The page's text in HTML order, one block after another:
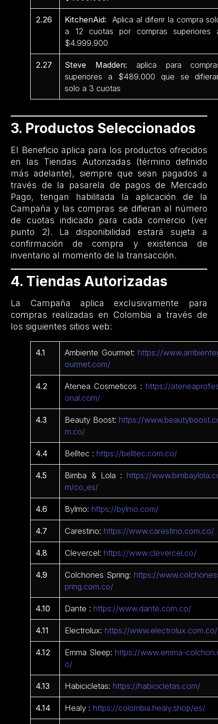
2.26 KitchenAid:Aplica al diferir la compra
a 12 cuotas por compras superiores
$4.999.900
2.27 Steve Madden: aplica para
superiores a $489.000 que se
solo a 3 cuotas
3. Productos Seleccionados
El Beneficio aplica para los productos ofrecidos
en las Tiendas Autorizadas (término definido
más adelante), siempre que sean pagados a
través de la pasarela de pagos de Mercado
Pago, tengan habilitada la aplicación de la
Campaña y las compras se difieran al número
de cuotas indicado para cada comercio (ver
punto 2). La disponibilidad estará sujeta a
confirmación de compra y existencia de
inventario al momento de la transacción.
4. Tiendas Autorizadas
La Campaña aplica exclusivamente para
compras realizadas en Colombia a través de
los siguientes sitios web:
4.1 Ambiente Gourmet:https://
ourmet.com/
4.2 Atenea Cosmeticos :https://
onal.com/
4.3 Beauty Boost:https://
m.co/
4.4 Belltec :https://belltec.com.co/
4.5 Bimba & Lola :https://
m/co_es/
4.6 Bylmo:https://bylmo.com/
4.7 Carestino:https://www.carestino.com.co/
4.8 Clevercel:https://www.clevercel.co/
4.9 Colchones Spring:https://
pring.com.co/
4.10 Dante :https://www.dante.com.co/
4.11 Electrolux:https://www.electrolux.com.co/
4.12 Emma Sleep:https://www.emma-
o/
4.13 Habicicletas:https://habicicletas.com/
4.14 Healy :https://colombia.healy.shop/es/